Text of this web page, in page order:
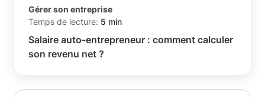
Gérer son entreprise
Temps de lecture: 5 min
Salaire auto-entrepreneur : comment calculer
son revenu net ?